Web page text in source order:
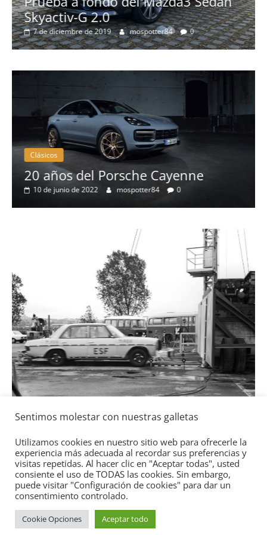
G 2.0
7 de diciembre de 2019 mospotter84 0
más
8 de
Clásicos
20 años del Porsche Cayenne
Seguridad
Mercedes-Benz ESF 05: 50 años de
seguridad
21 de octubre de 2021 mospotter84 0
Sentimos molestar con nuestras galletas
Utilizamos cookies en nuestro sitio web para ofrecerle la
experiencia más adecuada al recordar sus preferencias y
visitas repetidas. Al hacer clic en "Aceptar todas", usted
consiente el uso de TODAS las cookies. Sin embargo,
puede visitar "Configuración de cookies" para dar un
consentimiento controlado.
Cookie Opciones Aceptar todo